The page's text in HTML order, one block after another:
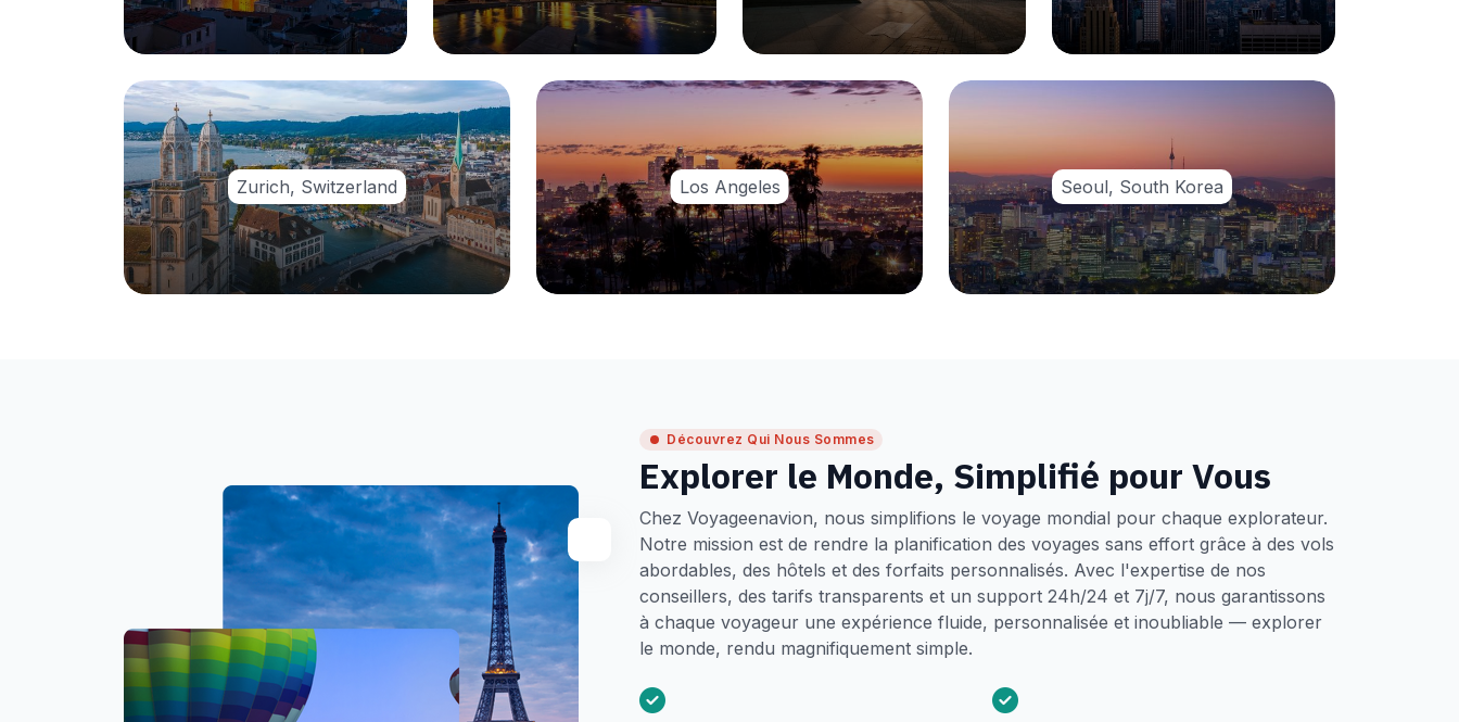
Zurich, Switzerland Los Angeles Seoul, South Korea
Découvrez Qui Nous Sommes
Explorer le Monde, Simplifié pour Vous
Chez Voyageenavion, nous simplifions le voyage mondial pour chaque explorateur.
Notre mission est de rendre la planification des voyages sans effort grâce à des vols
abordables, des hôtels et des forfaits personnalisés. Avec l'expertise de nos
conseillers, des tarifs transparents et un support 24h/24 et 7j/7, nous garantissons
à chaque voyageur une expérience fluide, personnalisée et inoubliable — explorer
le monde, rendu magnifiquement simple.